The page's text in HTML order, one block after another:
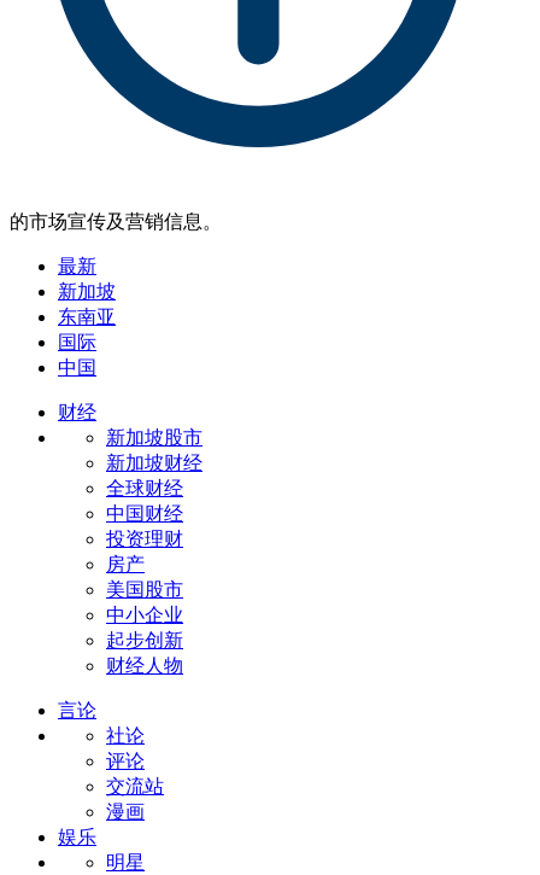
的市场宣传及营销信息。
最新
新加坡
东南亚
国际
中国
财经
新加坡股市
新加坡财经
全球财经
中国财经
投资理财
房产
美国股市
中小企业
起步创新
财经人物
言论
社论
评论
交流站
漫画
娱乐
明星